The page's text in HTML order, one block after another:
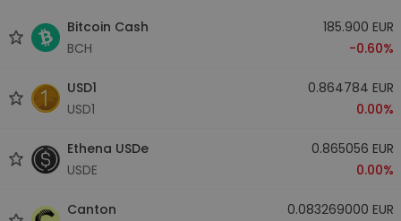
Bitcoin Cash
BCH
185.900 EUR
-0.60%
USD1
USD1
0.864784 EUR
0.00%
Ethena USDe
USDE
0.865056 EUR
0.00%
Canton
0.083269000 EUR